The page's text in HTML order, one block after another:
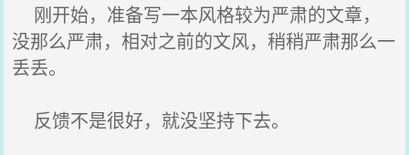
刚开始，准备写一本风格较为严肃的文章，
没那么严肃，相对之前的文风，稍稍严肃那么一
丢丢。
反馈不是很好，就没坚持下去。